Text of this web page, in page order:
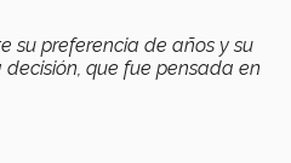
su preferencia de años y su
que fue pensada en